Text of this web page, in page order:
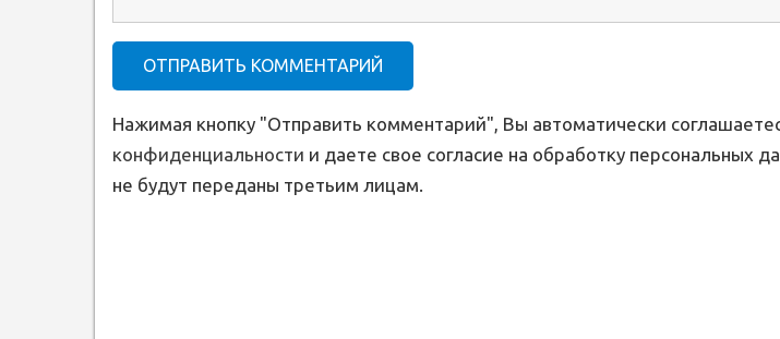
Нажимая кнопку "Отправить комментарий", Вы автоматически
конфиденциальности и даете свое согласие на обработку персональных
не будут переданы третьим лицам.